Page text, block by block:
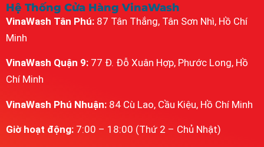
Hệ Thống Cửa Hàng VinaWash
VinaWash Tân Phú: 87 Tân Thắng, Tân Sơn Nhì, Hồ Chí
Minh
VinaWash Quận 9: 77 Đ. Đỗ Xuân Hợp, Phước Long, Hồ
Chí Minh
VinaWash Phú Nhuận: 84 Cù Lao, Cầu Kiệu, Hồ Chí Minh
Giờ hoạt động: 7:00 – 18:00 (Thứ 2 – Chủ Nhật)